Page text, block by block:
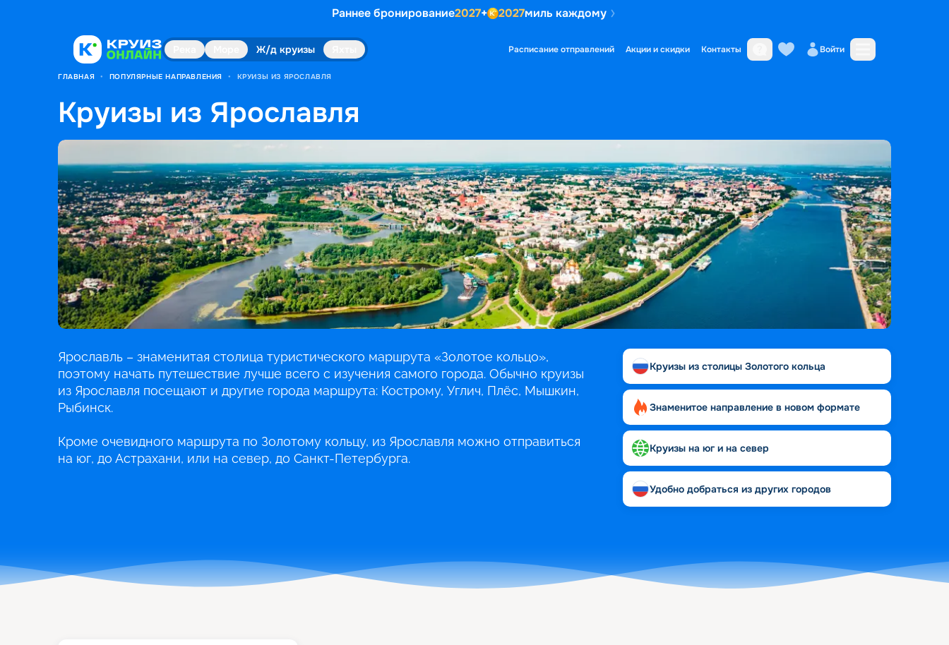
Раннее бронирование2027+ 2027миль каждому
Ж/д круизы Расписание отправлений Акции и скидки Контакты Войти
ГЛАВНАЯ • ПОПУЛЯРНЫЕ НАПРАВЛЕНИЯ • КРУИЗЫ ИЗ ЯРОСЛАВЛЯ
Круизы из Ярославля
Ярославль – знаменитая столица туристического маршрута «Золотое кольцо»,
поэтому начать путешествие лучше всего с изучения самого города. Обычно круизы
из Ярославля посещают и другие города маршрута: Кострому, Углич, Плёс, Мышкин,
Рыбинск.
Кроме очевидного маршрута по Золотому кольцу, из Ярославля можно отправиться
на юг, до Астрахани, или на север, до Санкт-Петербурга.
Круизы из столицы Золотого кольца
Знаменитое направление в новом формате
Круизы на юг и на север
Удобно добраться из других городов